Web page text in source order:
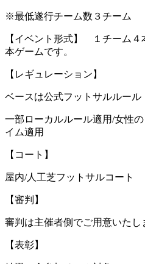
※最低遂行チーム数３チーム
【イベント形式】 １チーム
本ゲームです。
【レギュレーション】
ベースは公式フットサルルール
一部ローカルルール適用/女性
イム適用
【コート】
屋内/人工芝フットサルコート
【審判】
審判は主催者側でご用意いたし
【表彰】